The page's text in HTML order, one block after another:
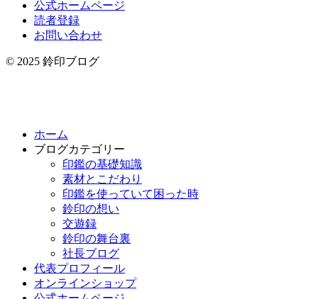
公式ホームページ
読者登録
お問い合わせ
© 2025 鈴印ブログ
ホーム
ブログカテゴリー
印鑑の基礎知識
素材とこだわり
印鑑を使っていて困った時
鈴印の想い
交遊録
鈴印の舞台裏
社長ブログ
代表プロフィール
オンラインショップ